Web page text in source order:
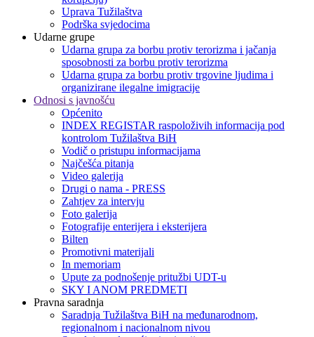
Uprava Tužilaštva
Podrška svjedocima
Udarne grupe
Udarna grupa za borbu protiv terorizma i jačanja
sposobnosti za borbu protiv terorizma
Udarna grupa za borbu protiv trgovine ljudima i
organizirane ilegalne imigracije
Odnosi s javnošću
Općenito
INDEX REGISTAR raspoloživih informacija pod
kontrolom Tužilaštva BiH
Vodič o pristupu informacijama
Najčešća pitanja
Video galerija
Drugi o nama - PRESS
Zahtjev za intervju
Foto galerija
Fotografije enterijera i eksterijera
Bilten
Promotivni materijali
In memoriam
Upute za podnošenje pritužbi UDT-u
SKY I ANOM PREDMETI
Pravna saradnja
Saradnja Tužilaštva BiH na međunarodnom,
regionalnom i nacionalnom nivou